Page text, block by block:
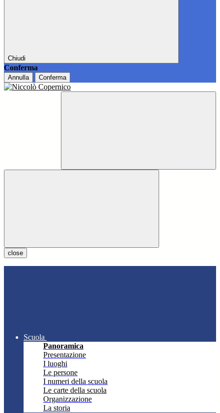
Chiudi
Conferma
Annulla Conferma
close
Scuola
Panoramica
Presentazione
I luoghi
Le persone
I numeri della scuola
Le carte della scuola
Organizzazione
La storia